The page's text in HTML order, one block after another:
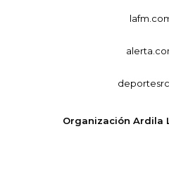
Organización Ardila